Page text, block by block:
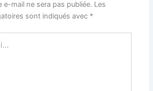
e-mail ne sera pas publiée. Les
sont indiqués avec *